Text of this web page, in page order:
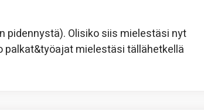
pidennystä). Olisiko siis mielestäsi nyt
mielestäsi tällähetkellä